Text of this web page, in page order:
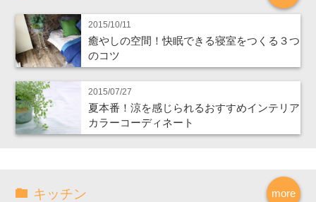
2015/10/11
癒やしの空間！快眠できる寝室をつくる３つ
のコツ
2015/07/27
夏本番！涼を感じられるおすすめインテリア
カラーコーディネート
more
キッチン